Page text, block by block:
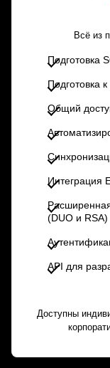
Всё из
Подготовка
Подготовка
Общий
Интеграция
(DUO и RSA)
API для
Доступны